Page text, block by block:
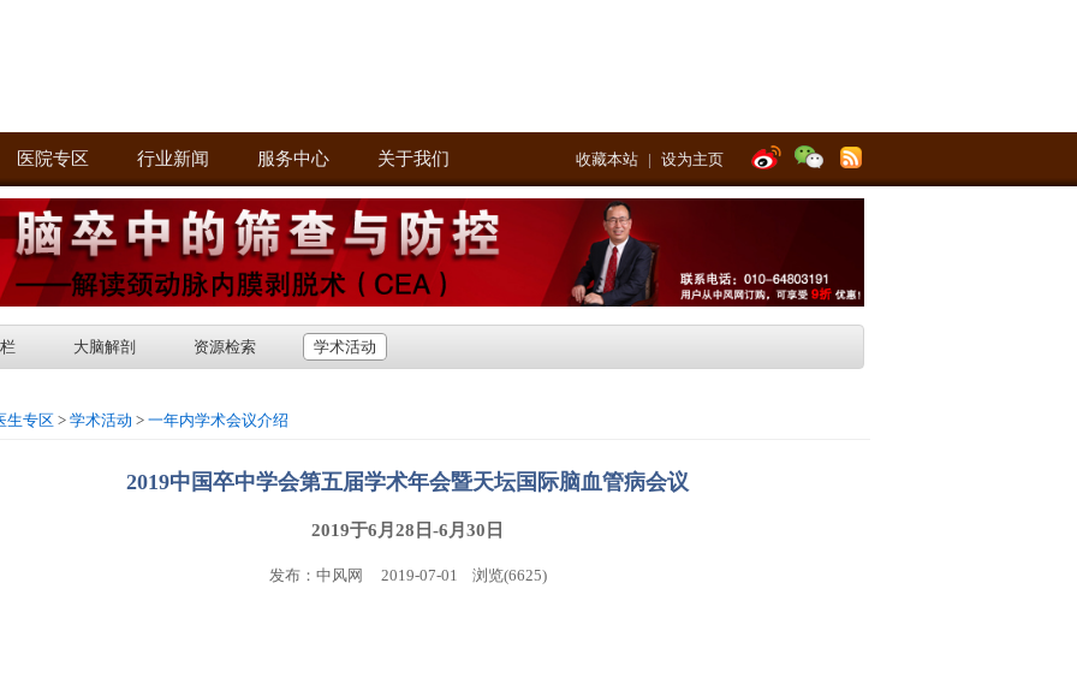
医院专区 行业新闻 服务中心 关于我们 收藏本站 | 设为主页
大脑解剖 资源检索 学术活动
生专区 > 学术活动 > 一年内学术会议介绍
2019中国卒中学会第五届学术年会暨天坛国际脑血管病会议
2019于6月28日-6月30日
发布：中风网 2019-07-01 浏览(6625)